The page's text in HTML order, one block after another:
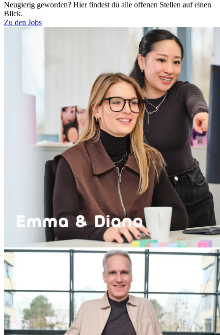
Neugierig geworden? Hier findest du alle offenen Stellen auf einen
Blick.
Zu den Jobs